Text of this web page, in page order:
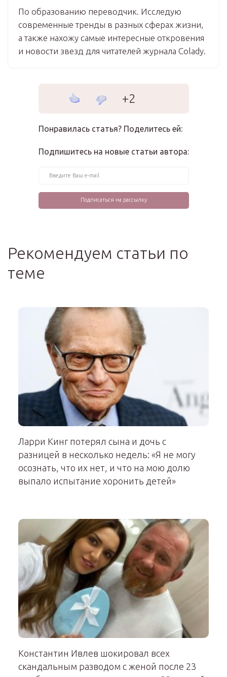
По образованию переводчик. Исследую
современные тренды в разных сферах жизни,
а также нахожу самые интересные откровения
и новости звезд для читателей журнала Colady.
+2
Понравилась статья? Поделитесь ей:
Подпишитесь на новые статьи автора:
Рекомендуем статьи по
теме
Ларри Кинг потерял сына и дочь с
разницей в несколько недель: «Я не могу
осознать, что их нет, и что на мою долю
выпало испытание хоронить детей»
Константин Ивлев шокировал всех
скандальным разводом с женой после 23